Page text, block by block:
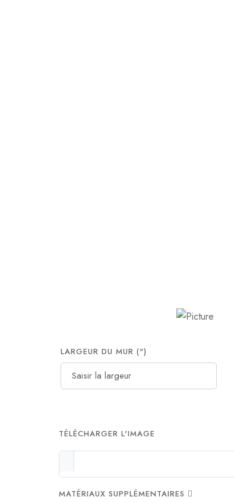
LARGEUR DU MUR (")
TÉLÉCHARGER L'IMAGE
MATÉRIAUX SUPPLÉMENTAIRES